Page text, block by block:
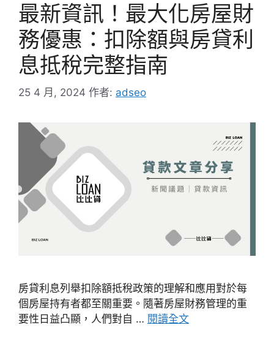
最新資訊！最大化房屋財
務優惠：扣除額與房貸利
息抵稅完整指南
25 4 月, 2024 作者: adseo
房貸利息列舉扣除額抵稅政策的理解和應用對於每
個房屋持有者都至關重要。隨著房屋財務管理的重
要性日益凸顯，人們對自 … 閱讀全文